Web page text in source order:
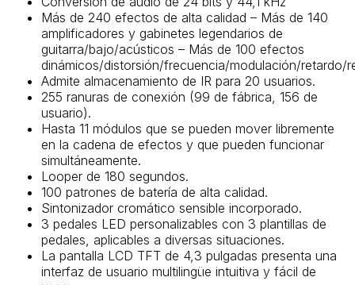
Más de 240 efectos de alta calidad – Más de 140
amplificadores y gabinetes legendarios de
guitarra/bajo/acústicos – Más de 100 efectos
dinámicos/distorsión/frecuencia/modulación/retardo/
Admite almacenamiento de IR para 20 usuarios.
255 ranuras de conexión (99 de fábrica, 156 de
usuario).
Hasta 11 módulos que se pueden mover libremente
en la cadena de efectos y que pueden funcionar
simultáneamente.
Looper de 180 segundos.
100 patrones de batería de alta calidad.
Sintonizador cromático sensible incorporado.
3 pedales LED personalizables con 3 plantillas de
pedales, aplicables a diversas situaciones.
La pantalla LCD TFT de 4,3 pulgadas presenta una
interfaz de usuario multilingüe intuitiva y fácil de